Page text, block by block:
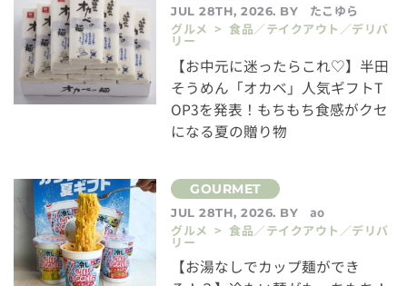
JUL 28TH, 2026. BY
たこゆら
グルメ > 食品／テイクアウト／デリバ
リー
【お中元に迷ったらこれ♡】半田
そうめん「オカベ」人気ギフトT
OP3を発表！もちもち食感がクセ
になる夏の贈り物
JUL 28TH, 2026. BY
ao
グルメ > 食品／テイクアウト／デリバ
リー
【お湯なしでカップ麺ができ